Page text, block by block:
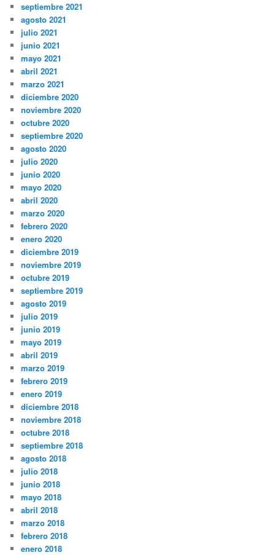
septiembre 2021
agosto 2021
julio 2021
junio 2021
mayo 2021
abril 2021
marzo 2021
diciembre 2020
noviembre 2020
octubre 2020
septiembre 2020
agosto 2020
julio 2020
junio 2020
mayo 2020
abril 2020
marzo 2020
febrero 2020
enero 2020
diciembre 2019
noviembre 2019
octubre 2019
septiembre 2019
agosto 2019
julio 2019
junio 2019
mayo 2019
abril 2019
marzo 2019
febrero 2019
enero 2019
diciembre 2018
noviembre 2018
octubre 2018
septiembre 2018
agosto 2018
julio 2018
junio 2018
mayo 2018
abril 2018
marzo 2018
febrero 2018
enero 2018